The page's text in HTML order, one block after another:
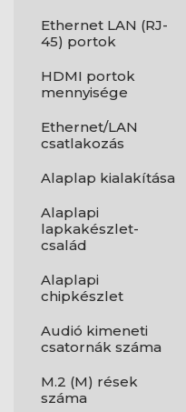
Ethernet LAN (RJ-
45) portok
HDMI portok
mennyisége
Ethernet/LAN
csatlakozás
Alaplap kialakítása
Alaplapi
lapkakészlet-
család
Alaplapi
chipkészlet
Audió kimeneti
csatornák száma
M.2 (M) rések
száma